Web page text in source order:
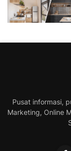
Pusat informasi,
Marketing, Online